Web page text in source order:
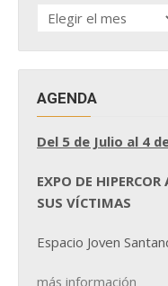
HISTÓRICO
DE
AGENDA
Del 5 de Julio al 4
EXPO DE
SUS VÍCTIMAS
Espacio Joven
más información